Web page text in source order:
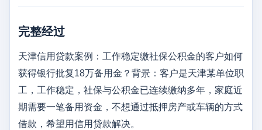
完整经过
天津信用贷款案例：工作稳定缴社保公积金的客户如何
获得银行批复18万备用金？背景：客户是天津某单位职
工，工作稳定，社保与公积金已连续缴纳多年，家庭近
期需要一笔备用资金，不想通过抵押房产或车辆的方式
借款，希望用信用贷款解决。